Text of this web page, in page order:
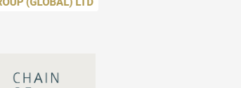
*你的名字